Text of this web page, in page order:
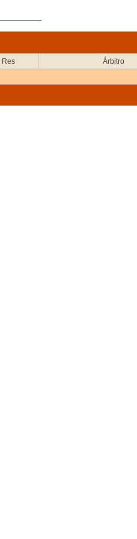
Res Árbitro